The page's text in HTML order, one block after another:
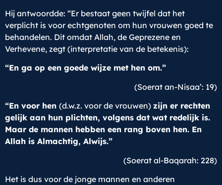
Hij antwoordde: “Er bestaat geen twijfel dat het
verplicht is voor echtgenoten om hun vrouwen goed te
behandelen. Dit omdat Allah, de Geprezene en
Verhevene, zegt (interpretatie van de betekenis):
“En ga op een goede wijze met hen om.”
(Soerat an-Nisaa’: 19)
“En voor hen (d.w.z. voor de vrouwen) zijn er rechten
gelijk aan hun plichten, volgens dat wat redelijk is.
Maar de mannen hebben een rang boven hen. En
Allah is Almachtig, Alwijs.”
(Soerat al-Baqarah: 228)
Het is dus voor de jonge mannen en anderen